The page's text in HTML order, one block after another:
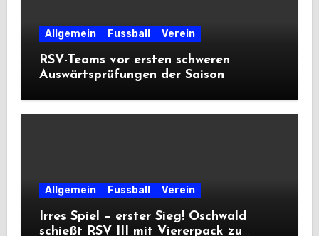
Allgemein Fussball Verein
RSV-Teams vor ersten schweren
Auswärtsprüfungen der Saison
Allgemein Fussball Verein
Irres Spiel – erster Sieg! Oschwald
schießt RSV III mit Viererpack zu